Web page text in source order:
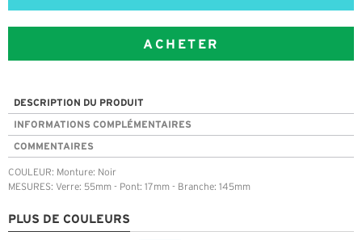
ACHETER
DESCRIPTION DU PRODUIT
INFORMATIONS COMPLÉMENTAIRES
COMMENTAIRES
COULEUR: Monture: Noir
MESURES: Verre: 55mm - Pont: 17mm - Branche: 145mm
PLUS DE COULEURS